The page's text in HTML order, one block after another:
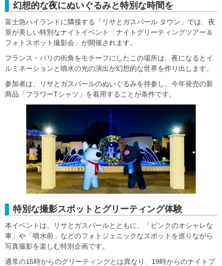
幻想的な夜にぬいぐるみと特別な時間を
富士急ハイランドに隣接する「リサとガスパール タウン」では、夜
景が美しい特別なナイトイベント「ナイトグリーティングツアー＆
フォトスポット撮影会」が開催されます。
フランス・パリの街角をモチーフにしたこの場所は、夜になるとイ
ルミネーションと噴水の光の演出が幻想的な世界を作り出します。
参加者は、リサとガスパールのぬいぐるみを持参し、今年発売の新
商品「フラワーTシャツ」を着用することが条件です。
特別な撮影スポットとグリーティング体験
本イベントは、リサとガスパールとともに、「ピンクのオシャレな
車」や「噴水前」などのフォトジェニックなスポットを巡りながら
写真撮影を楽しむ特別企画です。
通常の15時からのグリーティングとは異なり、19時からのナイトプ